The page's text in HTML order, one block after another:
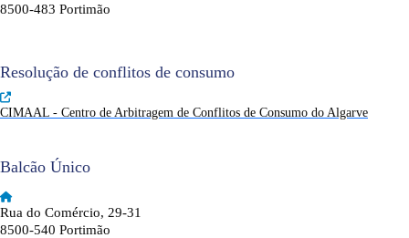
8500-483 Portimão
Resolução de conflitos de consumo
CIMAAL - Centro de Arbitragem de Conflitos de Consumo do Algarve
Balcão Único
Rua do Comércio, 29-31
8500-540 Portimão